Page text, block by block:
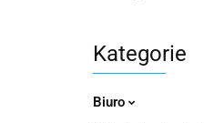
Kategorie
Biuro